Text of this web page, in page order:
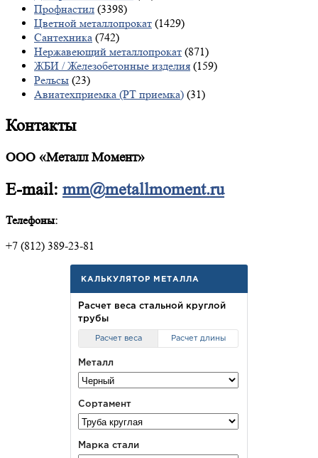
Профнастил (3398)
Цветной металлопрокат (1429)
Сантехника (742)
Нержавеющий металлопрокат (871)
ЖБИ / Железобетонные изделия (159)
Рельсы (23)
Авиатехприемка (РТ приемка) (31)
Контакты
ООО «Металл Момент»
E-mail: mm@metallmoment.ru
Телефоны:
+7 (812) 389-23-81